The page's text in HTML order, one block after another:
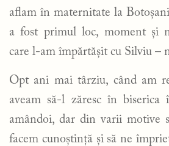
aflam în maternitate la
a fost primul loc, moment și
care l-am împărtășit cu Silviu –
Opt ani mai târziu, când am
aveam să-l zăresc în biserica
amândoi, dar din varii motive
facem cunoștință și să ne